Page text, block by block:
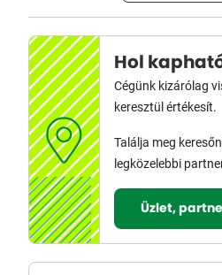
Hol
Cégünk kizárólag
keresztül értékesít.
Találja meg
legközelebbi
Üzlet,